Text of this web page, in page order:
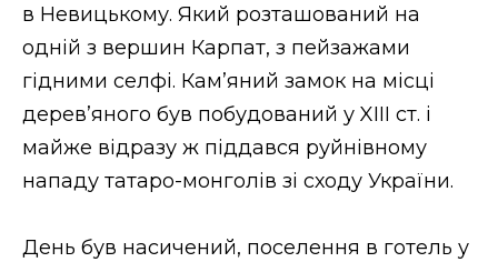
в Невицькому. Який розташований на
одній з вершин Карпат, з пейзажами
гідними селфі. Кам’яний замок на місці
дерев’яного був побудований у XIII ст. і
майже відразу ж піддався руйнівному
нападу татаро-монголів зі сходу України.
День був насичений, поселення в готель у